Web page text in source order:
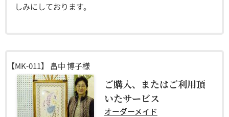
しみにしております。
【MK-011】 畠中 博子様
ご購入、またはご利用頂
いたサービス
オーダーメイド